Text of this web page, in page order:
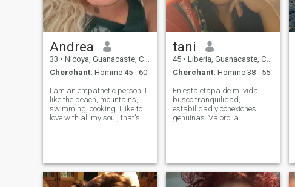
Andrea
33 • Nicoya, Guanacaste, Costa Rica
Cherchant: Homme 45 - 60
I am an empathetic person, I
like the beach, mountains,
swimming, cooking. I like to
love with all my soul, that's
am worth as a woman.
tani
45 • Liberia, Guanacaste, Costa Rica
Cherchant: Homme 38 - 55
En esta etapa de mi vida
busco tranquilidad,
estabilidad y conexiones
genuinas. Valoro la
alguien que disfrute de la
vida, tenga metas y desee
con